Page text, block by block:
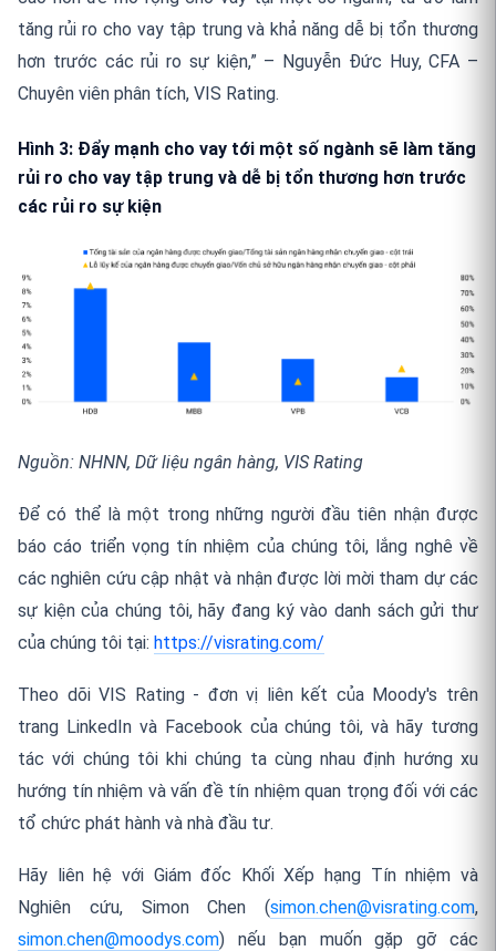
tăng rủi ro cho vay tập trung và khả năng dễ bị tổn thương
hơn trước các rủi ro sự kiện,” – Nguyễn Đức Huy, CFA –
Chuyên viên phân tích, VIS Rating.
Hình 3: Đẩy mạnh cho vay tới một số ngành sẽ làm tăng
rủi ro cho vay tập trung và dễ bị tổn thương hơn trước
các rủi ro sự kiện
Nguồn: NHNN, Dữ liệu ngân hàng, VIS Rating
Để có thể là một trong những người đầu tiên nhận được
báo cáo triển vọng tín nhiệm của chúng tôi, lắng nghê về
các nghiên cứu cập nhật và nhận được lời mời tham dự các
sự kiện của chúng tôi, hãy đang ký vào danh sách gửi thư
của chúng tôi tại: https://visrating.com/
Theo dõi VIS Rating - đơn vị liên kết của Moody's trên
trang LinkedIn và Facebook của chúng tôi, và hãy tương
tác với chúng tôi khi chúng ta cùng nhau định hướng xu
hướng tín nhiệm và vấn đề tín nhiệm quan trọng đối với các
tổ chức phát hành và nhà đầu tư.
Hãy liên hệ với Giám đốc Khối Xếp hạng Tín nhiệm và
Nghiên cứu, Simon Chen (simon.chen@visrating.com,
simon.chen@moodys.com) nếu bạn muốn gặp gỡ các